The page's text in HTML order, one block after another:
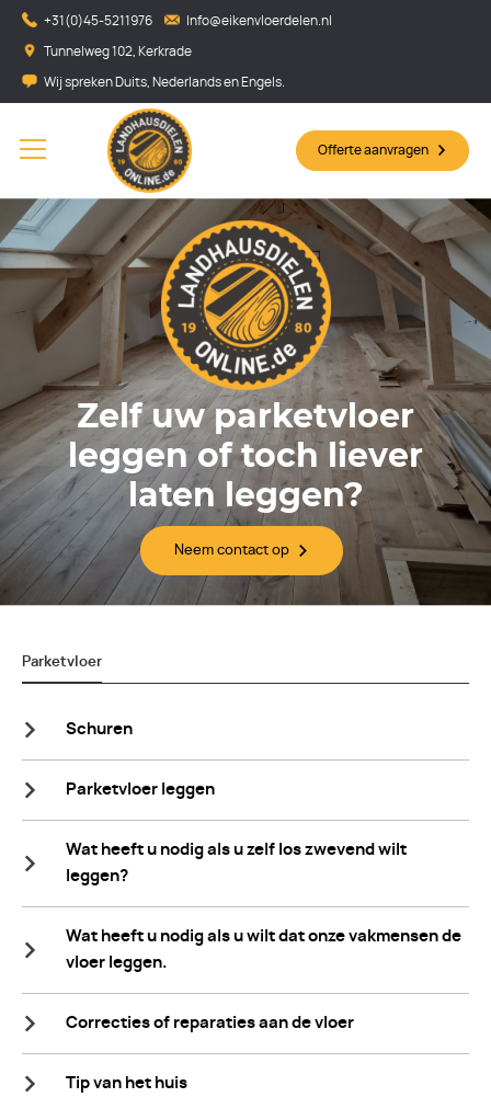
+31(0)45-5211976 Info@eikenvloerdelen.nl
Tunnelweg 102, Kerkrade
Wij spreken Duits, Nederlands en Engels.
Offerte aanvragen
Zelf uw parketvloer
leggen of toch liever
laten leggen?
Neem contact op
Parketvloer
Schuren
Parketvloer leggen
Wat heeft u nodig als u zelf los zwevend wilt
leggen?
Wat heeft u nodig als u wilt dat onze vakmensen de
vloer leggen.
Correcties of reparaties aan de vloer
Tip van het huis